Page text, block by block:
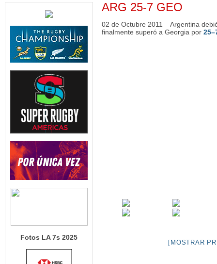
Fotos LA 7s 2025
ARG 25-7 GEO
02 de Octubre 2011 – Argentina
finalmente superó a Georgia por
[MOSTRAR